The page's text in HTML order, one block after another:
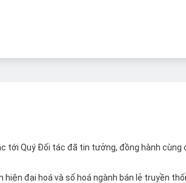
tới Quý Đối tác đã tin tưởng, đồng hành cùng
đại hoá và số hoá ngành bán lẻ truyền